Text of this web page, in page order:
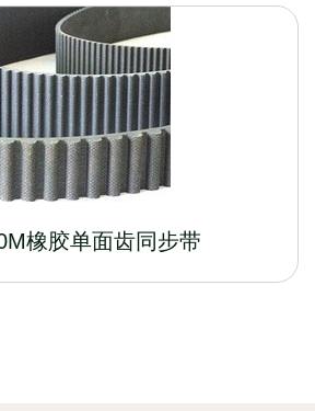
橡胶单面齿同步带